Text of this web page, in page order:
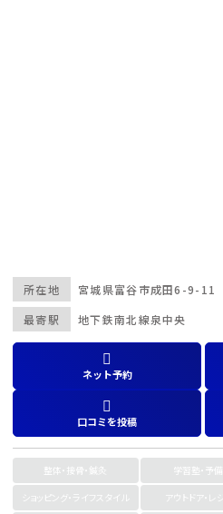
最寄駅 地下鉄南北線泉中央
所在地 宮城県富谷市成田6-9-11
ネット予約
口コミを投稿
整体・接骨・鍼灸 学習塾・予
ショッピング・ライフスタイル
アウトドア・レ